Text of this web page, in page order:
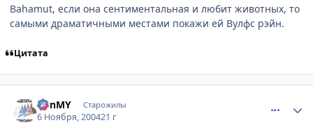
Bahamut, если она сентиментальная и любит животных, то
самыми драматичными местами покажи ей Вулфс рэйн.
Цитата
BBnMY Старожилы
6 Ноября, 200421 г